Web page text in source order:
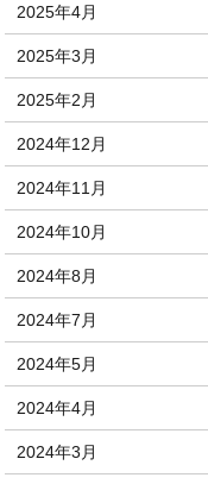
2025年4月
2025年3月
2025年2月
2024年12月
2024年11月
2024年10月
2024年8月
2024年7月
2024年5月
2024年4月
2024年3月